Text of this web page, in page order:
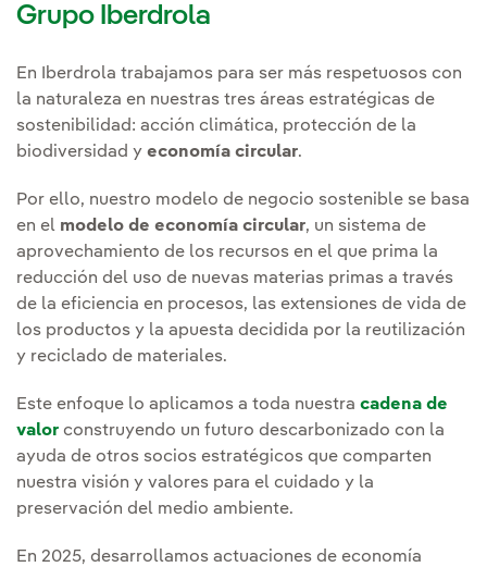
Grupo Iberdrola
En Iberdrola trabajamos para ser más respetuosos con
la naturaleza en nuestras tres áreas estratégicas de
sostenibilidad: acción climática, protección de la
biodiversidad y economía circular.
Por ello, nuestro modelo de negocio sostenible se basa
en el modelo de economía circular, un sistema de
aprovechamiento de los recursos en el que prima la
reducción del uso de nuevas materias primas a través
de la eficiencia en procesos, las extensiones de vida de
los productos y la apuesta decidida por la reutilización
y reciclado de materiales.
Este enfoque lo aplicamos a toda nuestra cadena de
valor construyendo un futuro descarbonizado con la
ayuda de otros socios estratégicos que comparten
nuestra visión y valores para el cuidado y la
preservación del medio ambiente.
En 2025, desarrollamos actuaciones de economía